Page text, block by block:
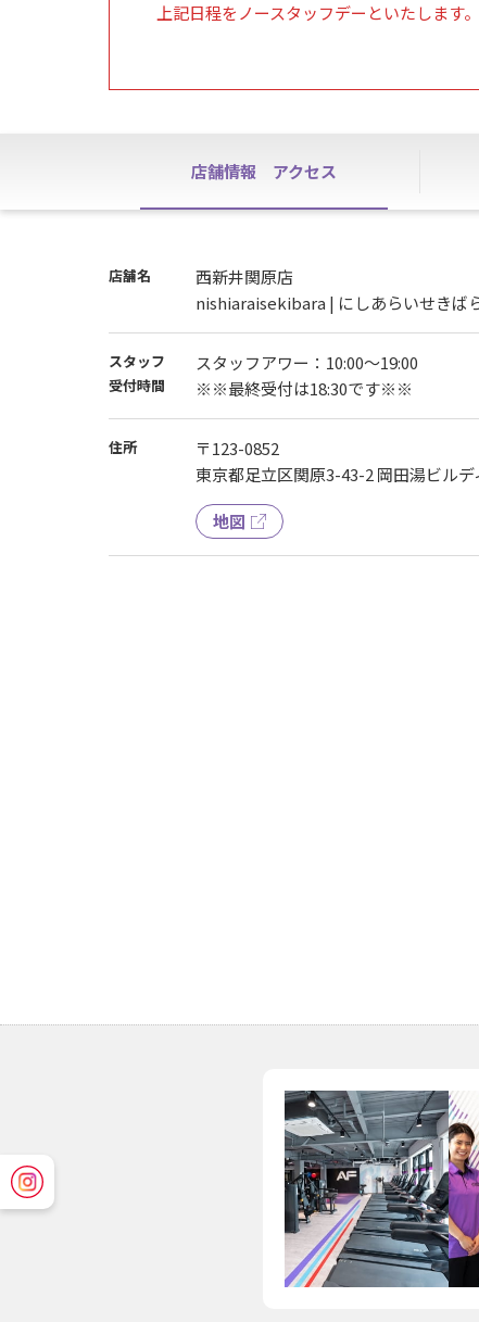
上記日程をノースタッフデーといたします。
※各種お手続き・見学・ハイスクールパス
施設は通常通りご利用いただけます。
店舗情報 アクセス
店舗名
西新井関原店
nishiaraisekibara | にしあらいせきば
スタッフ
受付時間
スタッフアワー：10:00～19:00
※※最終受付は18:30です※※
住所
〒123-0852
東京都足立区関原3-43-2 岡田湯ビルデ
地図